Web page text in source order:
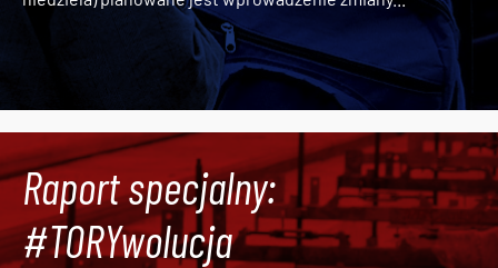
Raport specjalny:
#TORYwolucja